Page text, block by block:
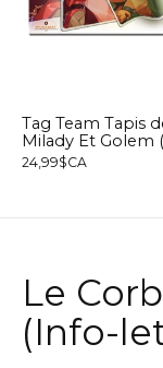
Tag Team Tapis
Milady Et Golem
24,99$CA
Le
(Info-